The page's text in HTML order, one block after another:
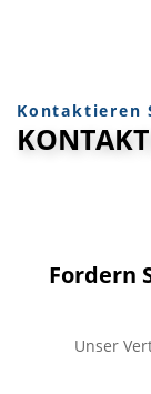
Kontaktieren
Fordern
Unser